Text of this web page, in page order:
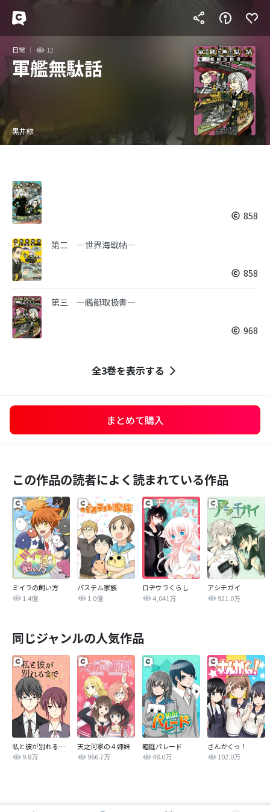
日常 12
軍艦無駄話
黒井緑
858
第二 ―世界海戦帖―
858
第三 ―艦艇取扱書―
968
全3巻を表示する
まとめて購入
この作品の読者によく読まれている作品
ミイラの飼い方
1.4億
パステル家族
1.0億
ロヂウラくらし
4,041万
アシチガイ
921.0万
同じジャンルの人気作品
私と彼が別れるまで
9.8万
天之河家の４姉妹
966.7万
箱庭パレード
48.0万
さんかくっ！
102.0万